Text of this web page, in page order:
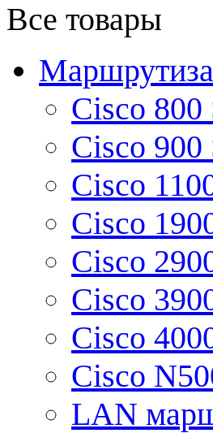
Все товары
Cisco 800
Cisco 900
Cisco
Cisco
Cisco
Cisco
Cisco
Cisco
LAN